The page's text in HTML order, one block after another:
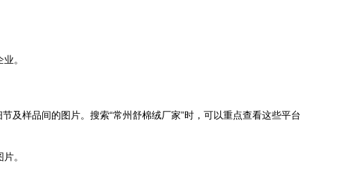
。
及样品间的图片。搜索“常州舒棉绒厂家”时，可以重点查看这些平台
。